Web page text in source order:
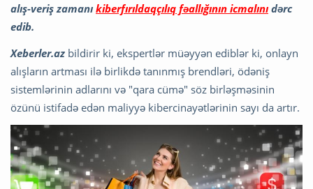
alış-veriş zamanı kiberfırıldaqçılıq fəallığının icmalınıdərc
edib.
Xeberler.az bildirir ki, ekspertlər müəyyən ediblər ki, onlayn
alışların artması ilə birlikdə tanınmış brendləri, ödəniş
sistemlərinin adlarını və "qara cümə" söz birləşməsinin
özünü istifadə edən maliyyə kibercinayətlərinin sayı da artır.